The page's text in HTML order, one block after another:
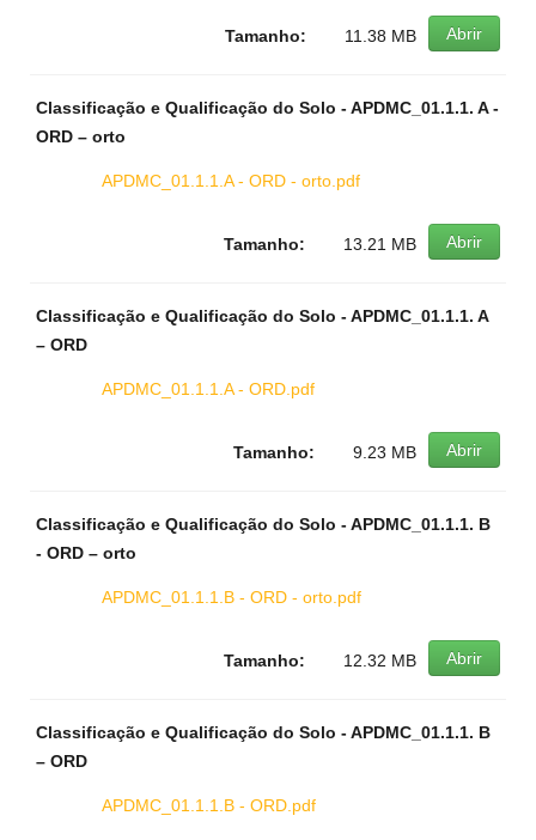
Abrir
Tamanho: 11.38 MB
Classificação e Qualificação do Solo - APDMC_01.1.1. A -
ORD – orto
APDMC_01.1.1.A - ORD - orto.pdf
Abrir
Tamanho: 13.21 MB
Classificação e Qualificação do Solo - APDMC_01.1.1. A
– ORD
APDMC_01.1.1.A - ORD.pdf
Abrir
Tamanho: 9.23 MB
Classificação e Qualificação do Solo - APDMC_01.1.1. B
- ORD – orto
APDMC_01.1.1.B - ORD - orto.pdf
Abrir
Tamanho: 12.32 MB
Classificação e Qualificação do Solo - APDMC_01.1.1. B
– ORD
APDMC_01.1.1.B - ORD.pdf